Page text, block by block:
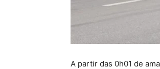
A partir das 0h01 de